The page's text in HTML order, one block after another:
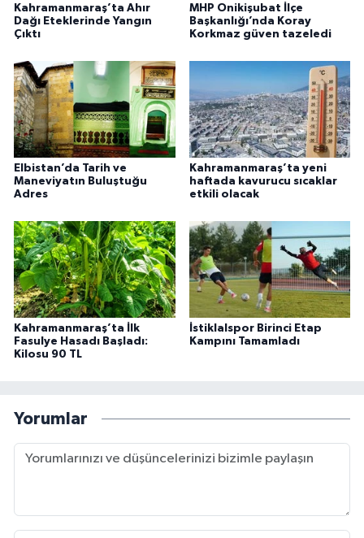
Kahramanmaraş’ta Ahır
Dağı Eteklerinde Yangın
Çıktı
MHP Onikişubat İlçe
Başkanlığı’nda Koray
Korkmaz güven tazeledi
Elbistan’da Tarih ve
Maneviyatın Buluştuğu
Adres
Kahramanmaraş’ta yeni
haftada kavurucu sıcaklar
etkili olacak
Kahramanmaraş’ta İlk
Fasulye Hasadı Başladı:
Kilosu 90 TL
İstiklalspor Birinci Etap
Kampını Tamamladı
Yorumlar